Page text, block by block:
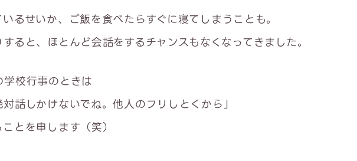
るせいか、ご飯を食べたらすぐに寝てしまうことも。
ると、ほとんど会話をするチャンスもなくなってきました。
学校行事のときは
対話しかけないでね。他人のフリしとくから」
とを申します（笑）